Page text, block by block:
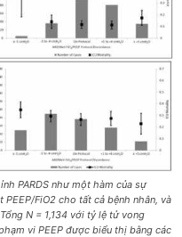
PARDS như một hàm của sự
FiO2 cho tất cả bệnh nhân, và
N = 1,134 với tỷ lệ tử vong
vi PEEP được biểu thị bằng các